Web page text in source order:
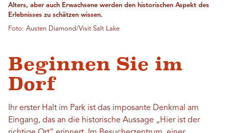
Alters, aber auch Erwachsene werden den historischen Aspekt des
Erlebnisses zu schätzen wissen.
Foto: Austen Diamond/Visit Salt Lake
Beginnen Sie im
Dorf
Ihr erster Halt im Park ist das imposante Denkmal am
Eingang, das an die historische Aussage „Hier ist der